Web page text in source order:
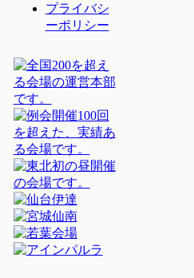
プライバシ
ーポリシー